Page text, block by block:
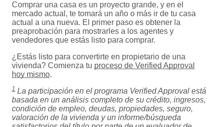
Comprar una casa es un proyecto grande, y en el
mercado actual, te tomará un año o más ir de tu casa
actual a una nueva. El primer paso es obtener la
preaprobación para mostrarles a los agentes y
vendedores que estás listo para comprar.
¿Estás listo para convertirte en propietario de una
vivienda? Comienza tu proceso de Verified Approval
hoy mismo.
1 La participación en el programa Verified Approval está
basada en un análisis completo de su crédito, ingresos,
condición de empleo, deudas, propiedades, seguro,
valoración de la vivienda y un informe/búsqueda